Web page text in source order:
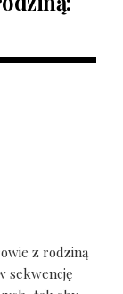
z rodziną
sekwencję